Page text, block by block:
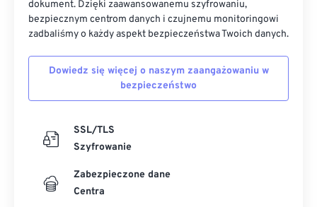
dokument. Dzięki zaawansowanemu szyfrowaniu,
bezpiecznym centrom danych i czujnemu monitoringowi
zadbaliśmy o każdy aspekt bezpieczeństwa Twoich danych.
Dowiedz się więcej o naszym zaangażowaniu w
bezpieczeństwo
SSL/TLS
Szyfrowanie
Zabezpieczone dane
Centra